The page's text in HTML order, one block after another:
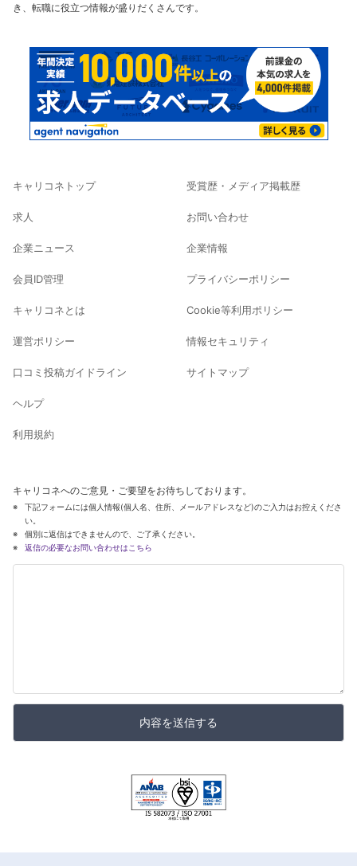
き、転職に役立つ情報が盛りだくさんです。
キャリコネトップ
求人
企業ニュース
会員ID管理
キャリコネとは
運営ポリシー
口コミ投稿ガイドライン
ヘルプ
利用規約
受賞歴・メディア掲載歴
お問い合わせ
企業情報
プライバシーポリシー
Cookie等利用ポリシー
情報セキュリティ
サイトマップ
キャリコネへのご意見・ご要望をお待ちしております。
下記フォームには個人情報(個人名、住所、メールアドレスなど)のご入力はお控えくださ
い。
個別に返信はできませんので、ご了承ください。
返信の必要なお問い合わせはこちら
内容を送信する